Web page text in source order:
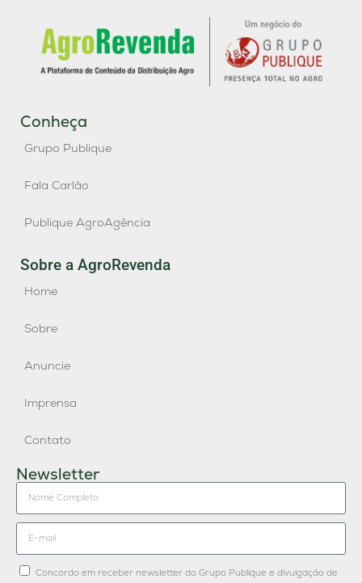
Conheça
Grupo Publique
Fala Carlão
Publique AgroAgência
Sobre a AgroRevenda
Home
Sobre
Anuncie
Imprensa
Contato
Newsletter
Concordo em receber newsletter do Grupo Publique e divulgação de